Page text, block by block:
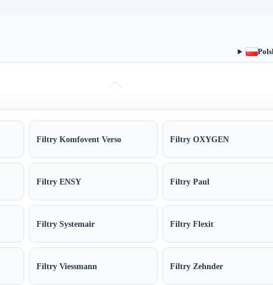
Filtry Komfovent Verso Filtry OXYGEN
Filtry ENSY Filtry Paul
Filtry Systemair Filtry Flexit
Filtry Viessmann Filtry Zehnder